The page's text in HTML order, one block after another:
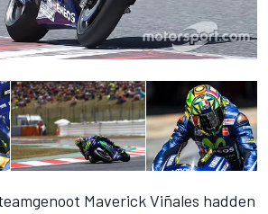
Maverick Viñales hadden